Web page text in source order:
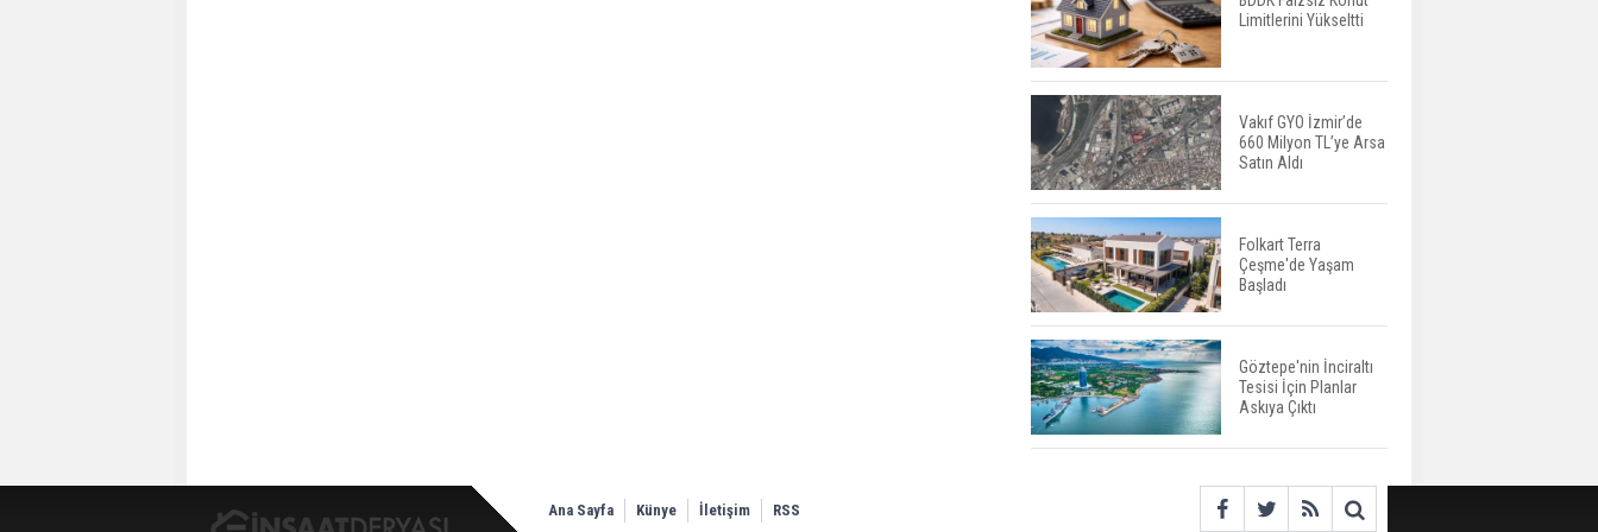
Yatırımcıların Bina Tercihi
Öne Çıkıyor
TOKİ'nin Kiralık Sosyal
Konut Modeli Kiraları
Düşürür Mü?
İkinci El Konut Fiyatları
İspanya'da Bir Yılda
Yüzde 16,2 Arttı
Konut Satışları Güçlü
Seyrini Korudu Yabancıya
Satış Geriledi
Limitlerini Yükseltti
Vakıf GYO İzmir’de
660 Milyon TL’ye Arsa
Satın Aldı
Folkart Terra
Çeşme'de Yaşam
Başladı
Göztepe'nin İnciraltı
Tesisi İçin Planlar
Askıya Çıktı
Ana Sayfa Künye İletişim RSS